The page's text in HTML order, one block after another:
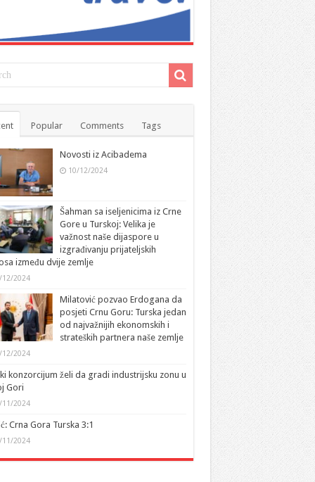
Popular Comments Tags
Novosti iz Acibadema
10/12/2024
Šahman sa iseljenicima iz Crne
Gore u Turskoj: Velika je
važnost naše dijaspore u
izgrađivanju prijateljskih
između dvije zemlje
12/2024
Milatović pozvao Erdogana da
posjeti Crnu Goru: Turska jedan
od najvažnijih ekonomskih i
strateških partnera naše zemlje
12/2024
konzorcijum želi da gradi industrijsku zonu u
Gori
11/2024
Crna Gora Turska 3:1
11/2024